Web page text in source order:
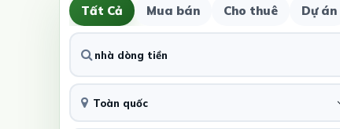
Tất Cả Mua bán Cho thuê Dự án
Toàn quốc